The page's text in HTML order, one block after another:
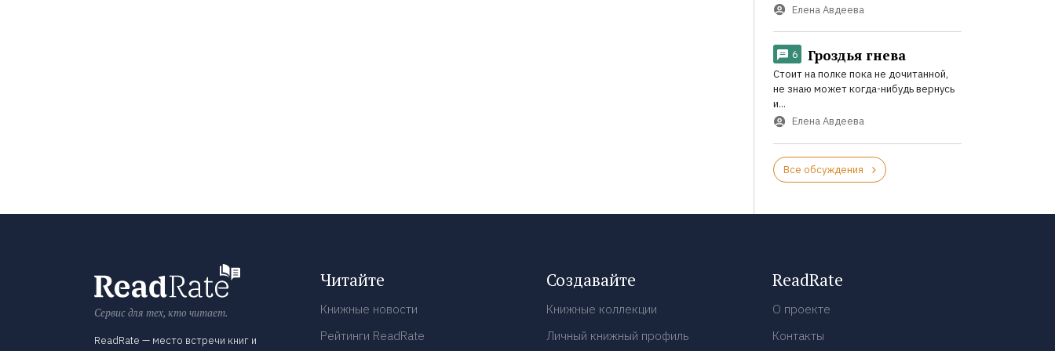
Елена Авдеева
6 Гроздья гнева
Стоит на полке пока не дочитанной,
не знаю может когда-нибудь вернусь
и...
Елена Авдеева
Все обсуждения
Сервис для тех, кто читает.
ReadRate — место встречи книг и
Читайте
Книжные новости
Рейтинги ReadRate
Создавайте
Книжные коллекции
Личный книжный профиль
ReadRate
О проекте
Контакты